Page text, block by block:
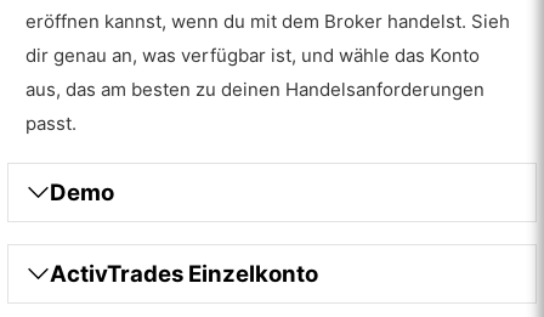
eröffnen kannst, wenn du mit dem Broker handelst. Sieh
dir genau an, was verfügbar ist, und wähle das Konto
aus, das am besten zu deinen Handelsanforderungen
passt.
Demo
ActivTrades Einzelkonto